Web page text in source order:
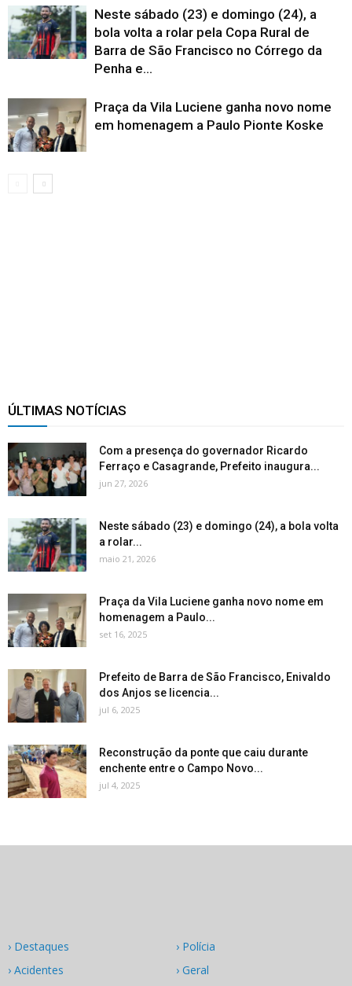
Neste sábado (23) e domingo (24), a
bola volta a rolar pela Copa Rural de
Barra de São Francisco no Córrego da
Penha e...
Praça da Vila Luciene ganha novo nome
em homenagem a Paulo Pionte Koske
ÚLTIMAS NOTÍCIAS
Com a presença do governador Ricardo
Ferraço e Casagrande, Prefeito inaugura...
jun 27, 2026
Neste sábado (23) e domingo (24), a bola volta
a rolar...
maio 21, 2026
Praça da Vila Luciene ganha novo nome em
homenagem a Paulo...
set 16, 2025
Prefeito de Barra de São Francisco, Enivaldo
dos Anjos se licencia...
jul 6, 2025
Reconstrução da ponte que caiu durante
enchente entre o Campo Novo...
jul 4, 2025
› Destaques
› Acidentes
› Polícia
› Geral